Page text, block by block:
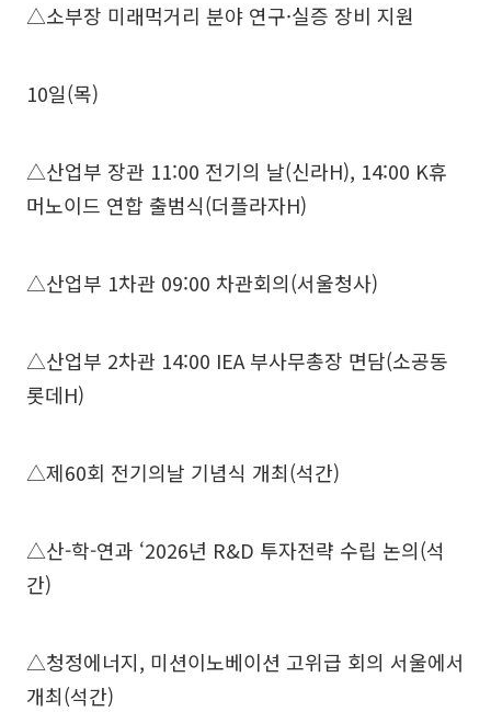
△소부장 미래먹거리 분야 연구·실증 장비 지원
10일(목)
△산업부 장관 11:00 전기의 날(신라H), 14:00 K휴
머노이드 연합 출범식(더플라자H)
△산업부 1차관 09:00 차관회의(서울청사)
△산업부 2차관 14:00 IEA 부사무총장 면담(소공동
롯데H)
△제60회 전기의날 기념식 개최(석간)
△산-학-연과 ‘2026년 R&D 투자전략 수립 논의(석
간)
△청정에너지, 미션이노베이션 고위급 회의 서울에서
개최(석간)